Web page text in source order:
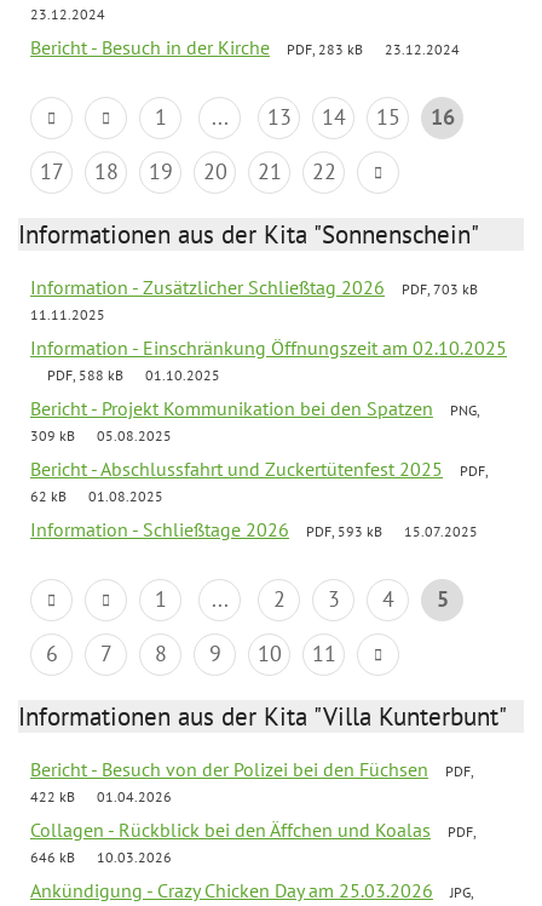
23.12.2024
Bericht - Besuch in der Kirche PDF, 283 kB 23.12.2024
1 ... 13 14 15
16
17
18 19 20 21 22
Informationen aus der Kita "Sonnenschein"
Information - Zusätzlicher Schließtag 2026
PDF, 703 kB
11.11.2025
Information - Einschränkung Öffnungszeit am 02.10.2025
PDF, 588 kB 01.10.2025
Bericht - Projekt Kommunikation bei den Spatzen
PNG,
309 kB
05.08.2025
Bericht - Abschlussfahrt und Zuckertütenfest 2025
PDF,
62 kB
01.08.2025
Information - Schließtage 2026 PDF, 593 kB 15.07.2025
1 ... 2 3 4
5
6
7 8 9 10 11
Informationen aus der Kita "Villa Kunterbunt"
Bericht - Besuch von der Polizei bei den Füchsen
PDF,
422 kB
01.04.2026
Collagen - Rückblick bei den Äffchen und Koalas
PDF,
646 kB
10.03.2026
Ankündigung - Crazy Chicken Day am 25.03.2026 JPG,